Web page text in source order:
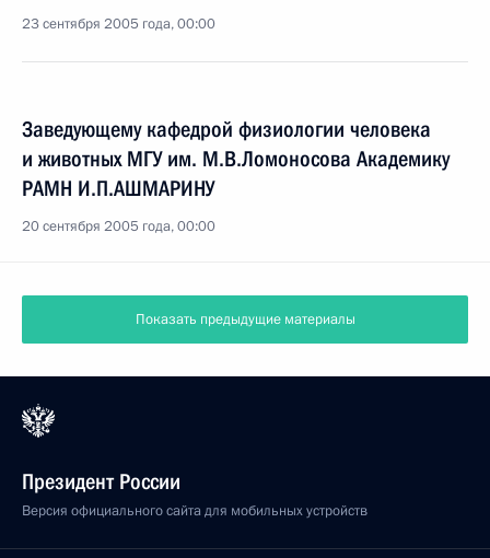
23 сентября 2005 года, 00:00
Заведующему кафедрой физиологии человека
и животных МГУ им. М.В.Ломоносова Академику
РАМН И.П.АШМАРИНУ
20 сентября 2005 года, 00:00
Показать предыдущие материалы
Президент России
Версия официального сайта для мобильных устройств